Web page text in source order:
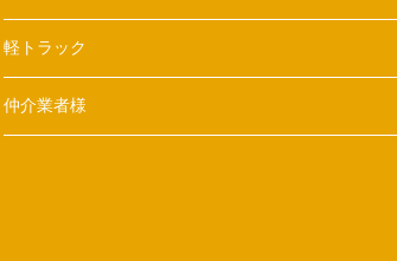
軽トラック
仲介業者様